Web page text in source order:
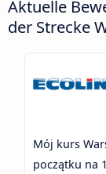
Aktuelle
der Strecke
Mój kurs
początku na